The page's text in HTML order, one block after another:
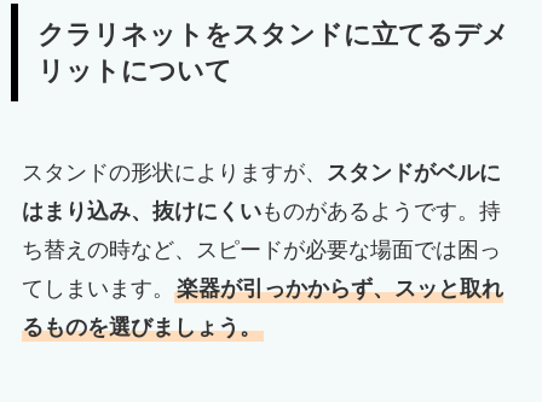
クラリネットをスタンドに立てるデメ
リットについて
スタンドの形状によりますが、 スタンドがベルに
はまり込み、抜けにくいものがあるようです。持
ち替えの時など、スピードが必要な場面では困っ
てしまいます。 楽器が引っかからず、スッと取れ
るものを選びましょう。